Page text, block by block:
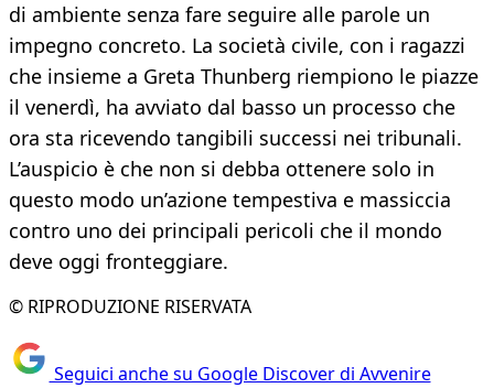
di ambiente senza fare seguire alle parole un
impegno concreto. La società civile, con i ragazzi
che insieme a Greta Thunberg riempiono le piazze
il venerdì, ha avviato dal basso un processo che
ora sta ricevendo tangibili successi nei tribunali.
L’auspicio è che non si debba ottenere solo in
questo modo un’azione tempestiva e massiccia
contro uno dei principali pericoli che il mondo
deve oggi fronteggiare.
© RIPRODUZIONE RISERVATA
Seguici anche su Google Discover di Avvenire